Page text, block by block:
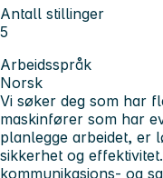
Antall stillinger
5
Arbeidsspråk
Norsk
Vi søker deg som har
maskinfører som har
planlegge arbeidet, er
sikkerhet og
kommunikasjons- og